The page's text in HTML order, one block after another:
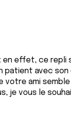
en effet, ce repli
avec son
votre ami
je vous le